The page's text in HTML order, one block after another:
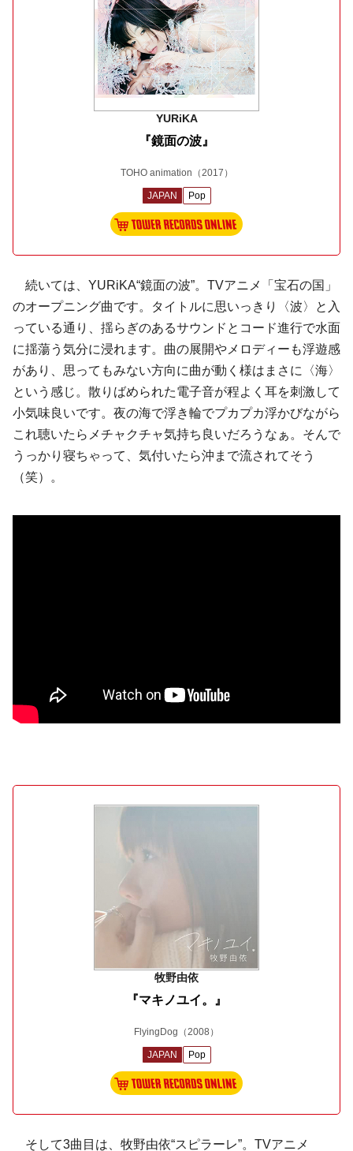
YURiKA
『鏡面の波』
TOHO animation （2017）
JAPAN Pop
続いては、YURiKA“鏡面の波”。TVアニメ「宝石の国」
のオープニング曲です。タイトルに思いっきり〈波〉と入
っている通り、揺らぎのあるサウンドとコード進行で水面
に揺蕩う気分に浸れます。曲の展開やメロディーも浮遊感
があり、思ってもみない方向に曲が動く様はまさに〈海〉
という感じ。散りばめられた電子音が程よく耳を刺激して
小気味良いです。夜の海で浮き輪でプカプカ浮かびながら
これ聴いたらメチャクチャ気持ち良いだろうなぁ。そんで
うっかり寝ちゃって、気付いたら沖まで流されてそう
（笑）。
牧野由依
『マキノユイ。』
FlyingDog （2008）
JAPAN Pop
そして3曲目は、牧野由依“スピラーレ”。TVアニメ